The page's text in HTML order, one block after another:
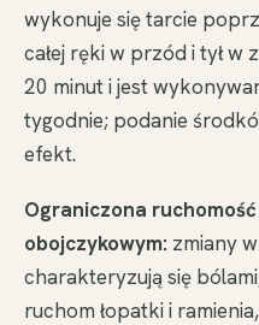
wykonuje się tarcie
całej ręki w przód i tył w
20 minut i jest
tygodnie; podanie
efekt.
Ograniczona
obojczykowym: zmiany
charakteryzują się
ruchom łopatki i